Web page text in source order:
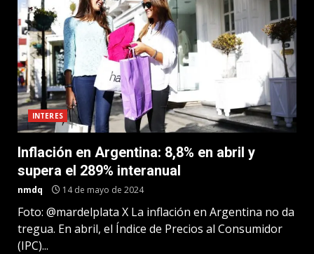
INTERES
Inflación en Argentina: 8,8% en abril y
supera el 289% interanual
nmdq 14 de mayo de 2024
Foto: @mardelplata X La inflación en Argentina no da
tregua. En abril, el Índice de Precios al Consumidor
(IPC)...